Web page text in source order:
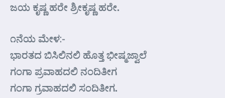
ಜಯ ಕೃಷ್ಣ ಹರೇ ಶ್ರೀಕೃಷ್ಣ ಹರೇ.
೧ನೆಯ ಮೇಳ:-
ಭಾರತದ ಬಿಸಿಲಿನಲಿ ಹೊತ್ತ ಭೀಷ್ಮಜ್ವಾಲೆ
ಗಂಗಾ ಪ್ರವಾಹದಲಿ ನಂದಿತೀಗ
ಗಂಗಾ ಗ್ರವಾಹದಲಿ ಸಂದಿತೀಗ.